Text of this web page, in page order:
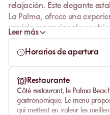
relajación. Este elegante
La Palma, ofrece una
servicio excepcional y su
relajarse en una playa
refinada con vistas al mar,
Leer más
Horarios de apertura
Restaurante
Côté restaurant, le Palma
gastronomique. Le menu
qui mettent en valeur les